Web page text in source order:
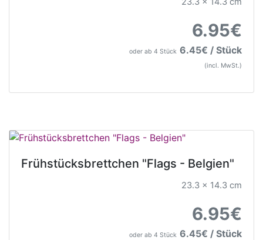
6.95€
oder ab 4 Stück 6.45€ / Stück
(incl. MwSt.)
Frühstücksbrettchen "Flags - Belgien"
23.3 x 14.3 cm
6.95€
oder ab 4 Stück 6.45€ / Stück